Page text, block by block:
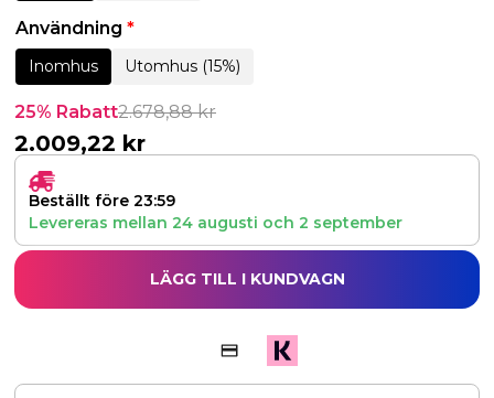
Användning *
Inomhus Utomhus (15%)
25% Rabatt2.678,88kr
2.009,22 kr
Beställt före 23:59
Levereras mellan 24 augusti och 2 september
LÄGG TILL I KUNDVAGN